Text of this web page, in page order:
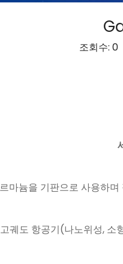
조회수: 0
마늄을 기판으로 사용하
궤도 항공기(나노위성, 소